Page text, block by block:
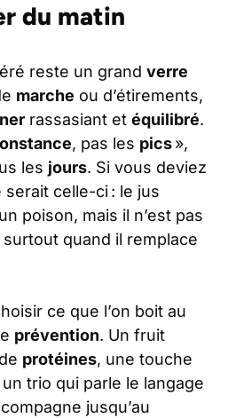
du matin
reste un grand verre
marche ou d’étirements,
rassasiant et équilibré.
, pas les pics»,
les jours. Si vous deviez
serait celle-ci : le jus
poison, mais il n’est pas
surtout quand il remplace
ce que l’on boit au
prévention. Un fruit
protéines, une touche
un trio qui parle le langage
jusqu’au